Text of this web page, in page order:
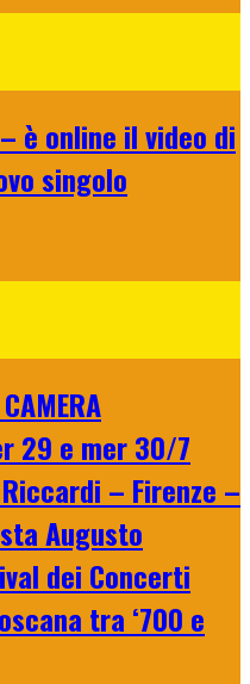
– è online il video di
singolo
29 e mer 30/7
– Firenze –
Augusto
dei Concerti
tra ‘700 e